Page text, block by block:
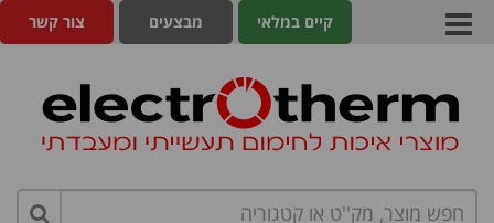
צור קשר מבצעים קיים במלאי